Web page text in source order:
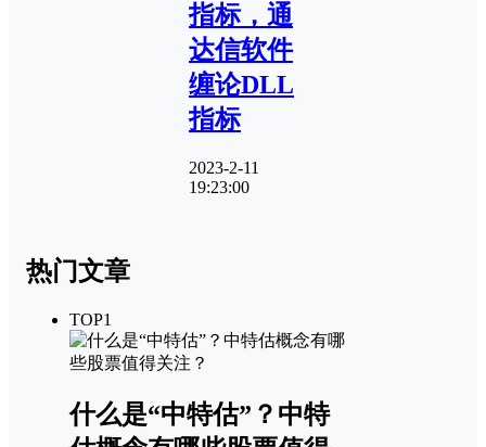
指标，通
达信软件
缠论DLL
指标
2023-2-11
19:23:00
热门文章
TOP1
什么是“中特估”？中特